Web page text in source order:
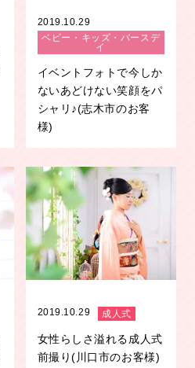
2019.10.29
ベビー・キッズ・バースデ
イ
イベントフォトで今しか
ないあどけない笑顔をパ
シャリ♪(志木市のお客
様)
2019.10.29 成人式
女性らしさ溢れる成人式
前撮り(川口市のお客様)